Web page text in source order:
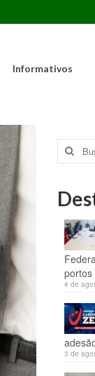
Informativos
Buscar
por:
portos
4 de
3 de